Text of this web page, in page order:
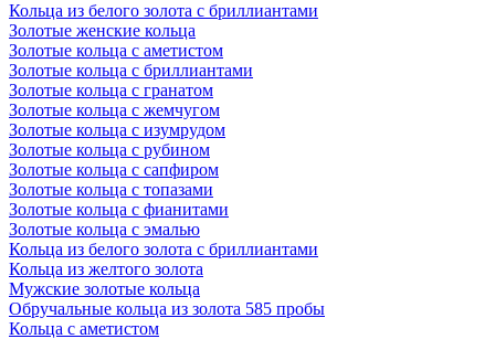
Кольца из белого золота с бриллиантами
Золотые женские кольца
Золотые кольца с аметистом
Золотые кольца с бриллиантами
Золотые кольца с гранатом
Золотые кольца с жемчугом
Золотые кольца с изумрудом
Золотые кольца с рубином
Золотые кольца с сапфиром
Золотые кольца с топазами
Золотые кольца с фианитами
Золотые кольца с эмалью
Кольца из белого золота с бриллиантами
Кольца из желтого золота
Мужские золотые кольца
Обручальные кольца из золота 585 пробы
Кольца с аметистом